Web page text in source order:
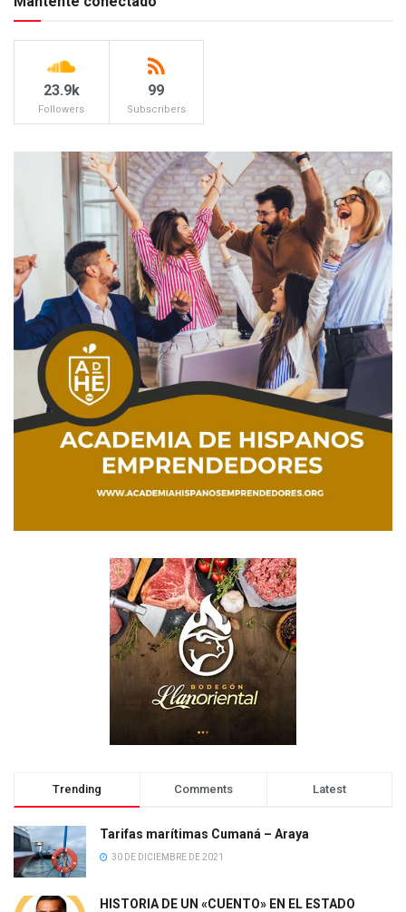
23.9k
Followers
99
Subscribers
Trending Comments Latest
Tarifas marítimas Cumaná – Araya
30 DE DICIEMBRE DE 2021
HISTORIA DE UN «CUENTO» EN EL ESTADO